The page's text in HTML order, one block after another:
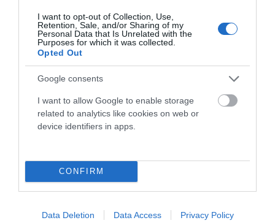
I want to opt-out of Collection, Use,
Retention, Sale, and/or Sharing of my
Personal Data that Is Unrelated with the
Purposes for which it was collected.
Opted Out
Google consents
I want to allow Google to enable storage
related to analytics like cookies on web or
device identifiers in apps.
CONFIRM
Data Deletion Data Access Privacy Policy
TORREORGAZ
La localidad de Torreorgaz (Cáceres) acogerá este
próximo sábado 28 de febrero la disputa de la Tamusia Bike